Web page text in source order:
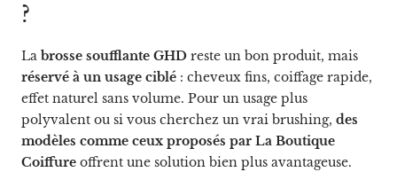
?
La brosse soufflante GHD reste un bon produit, mais
réservé à un usage ciblé : cheveux fins, coiffage rapide,
effet naturel sans volume. Pour un usage plus
polyvalent ou si vous cherchez un vrai brushing, des
modèles comme ceux proposés par La Boutique
Coiffure offrent une solution bien plus avantageuse.